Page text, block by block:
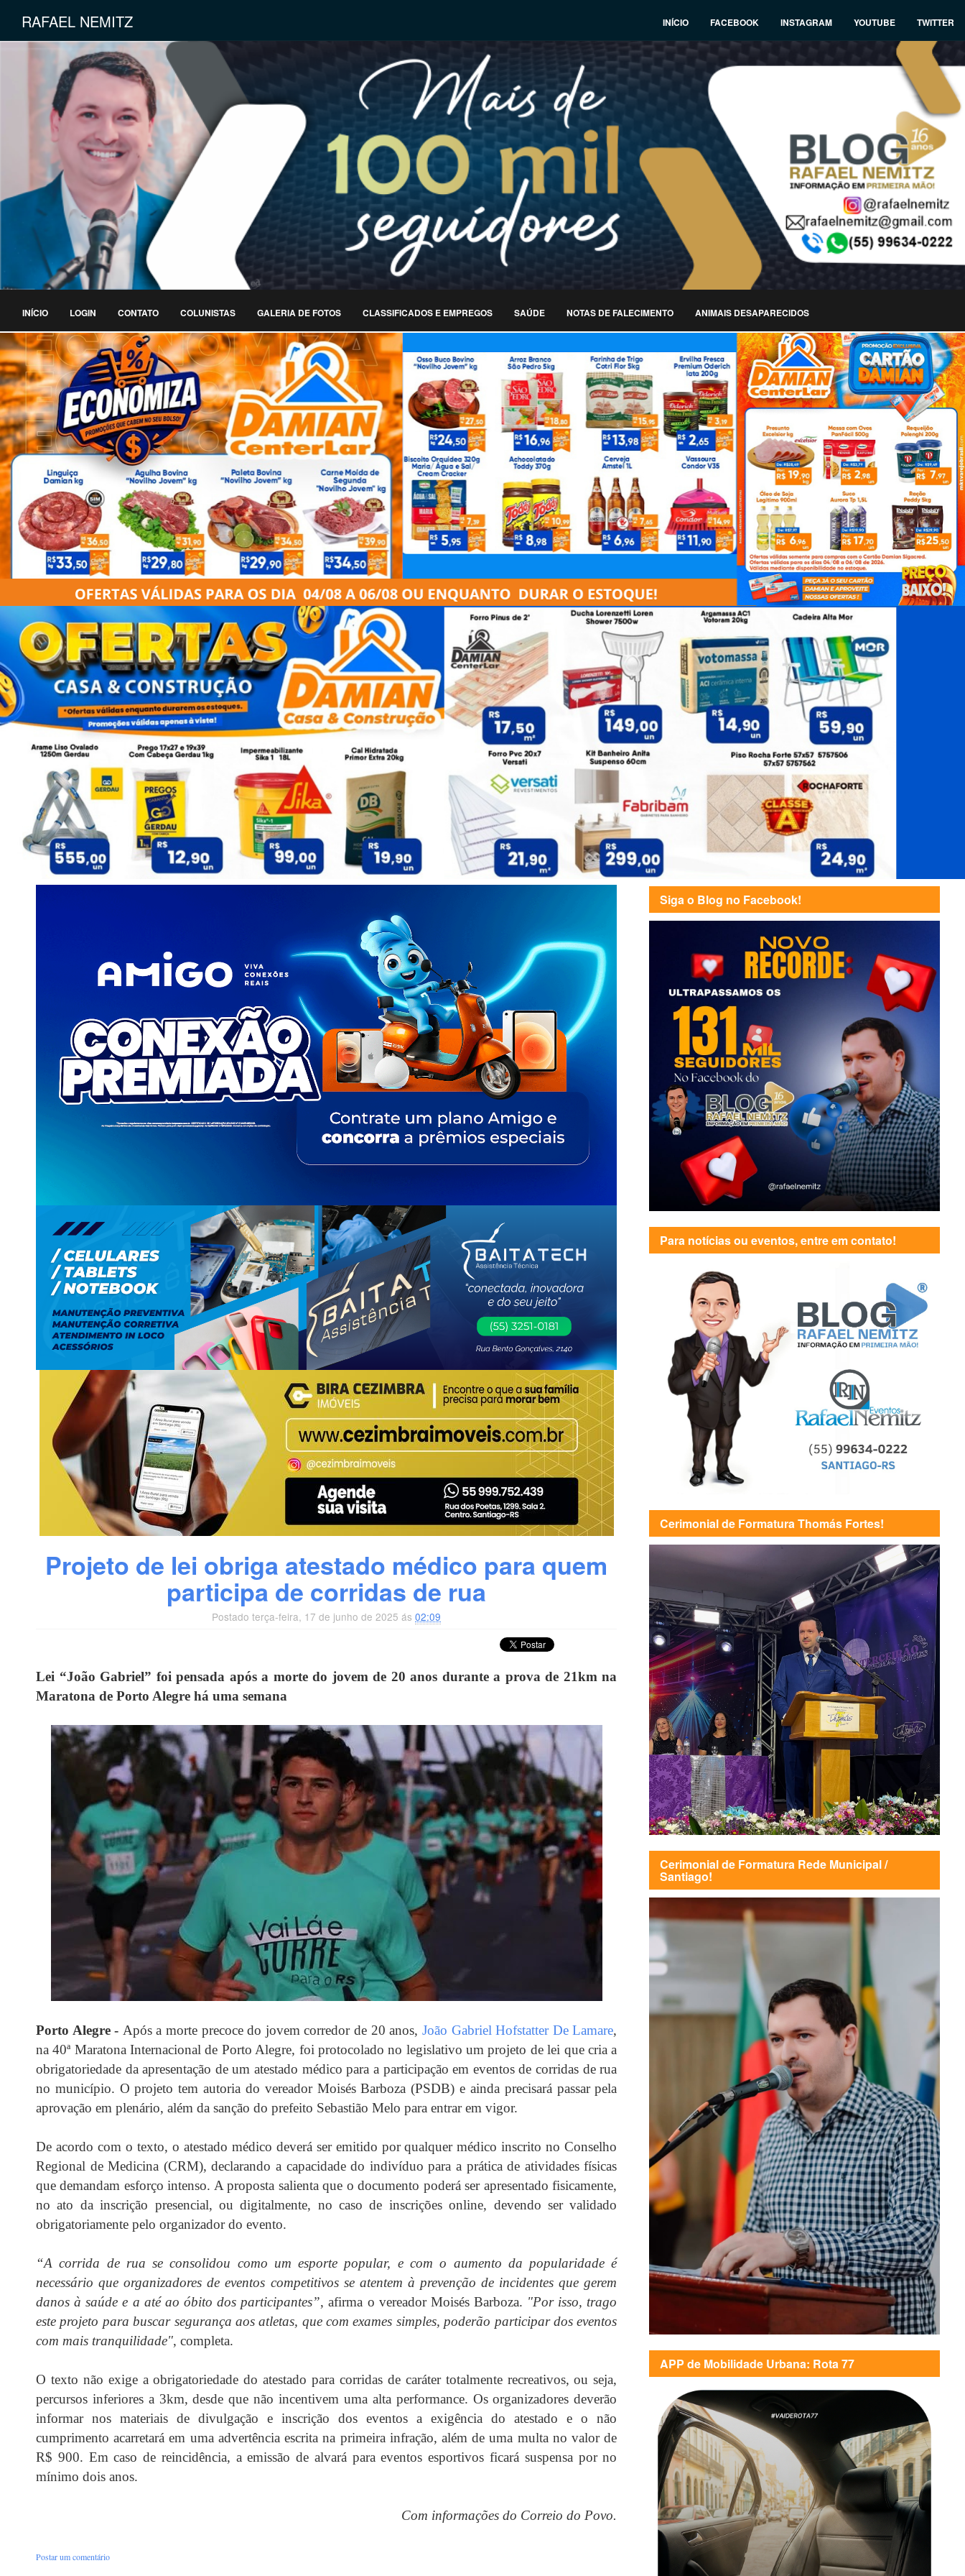
RAFAEL NEMITZ INÍCIO FACEBOOK INSTAGRAM YOUTUBE TWITTER
INÍCIO LOGIN CONTATO COLUNISTAS GALERIA DE FOTOS CLASSIFICADOS E EMPREGOS SAÚDE NOTAS DE FALECIMENTO ANIMAIS DESAPARECIDOS
Projeto de lei obriga atestado médico para quem
participa de corridas de rua
Postado terça-feira, 17 de junho de 2025 ás02:09
Lei “João Gabriel” foi pensada após a morte do jovem de 20 anos durante a prova de 21km na
Maratona de Porto Alegre há uma semana
Porto Alegre - Após a morte precoce do jovem corredor de 20 anos, João Gabriel Hofstatter De Lamare,
na 40ª Maratona Internacional de Porto Alegre, foi protocolado no legislativo um projeto de lei que cria a
obrigatoriedade da apresentação de um atestado médico para a participação em eventos de corridas de rua
no município. O projeto tem autoria do vereador Moisés Barboza (PSDB) e ainda precisará passar pela
aprovação em plenário, além da sanção do prefeito Sebastião Melo para entrar em vigor.
De acordo com o texto, o atestado médico deverá ser emitido por qualquer médico inscrito no Conselho
Regional de Medicina (CRM), declarando a capacidade do indivíduo para a prática de atividades físicas
que demandam esforço intenso. A proposta salienta que o documento poderá ser apresentado fisicamente,
no ato da inscrição presencial, ou digitalmente, no caso de inscrições online, devendo ser validado
obrigatoriamente pelo organizador do evento.
“A corrida de rua se consolidou como um esporte popular, e com o aumento da popularidade é
necessário que organizadores de eventos competitivos se atentem à prevenção de incidentes que gerem
danos à saúde e a até ao óbito dos participantes”, afirma o vereador Moisés Barboza. "Por isso, trago
este projeto para buscar segurança aos atletas, que com exames simples, poderão participar dos eventos
com mais tranquilidade", completa.
O texto não exige a obrigatoriedade do atestado para corridas de caráter totalmente recreativos, ou seja,
percursos inferiores a 3km, desde que não incentivem uma alta performance. Os organizadores deverão
informar nos materiais de divulgação e inscrição dos eventos a exigência do atestado e o não
cumprimento acarretará em uma advertência escrita na primeira infração, além de uma multa no valor de
R$ 900. Em caso de reincidência, a emissão de alvará para eventos esportivos ficará suspensa por no
mínimo dois anos.
Com informações do Correio do Povo.
Postar um comentário
Siga o Blog no Facebook!
Para notícias ou eventos, entre em contato!
Cerimonial de Formatura Thomás Fortes!
Cerimonial de Formatura Rede Municipal /
Santiago!
APP de Mobilidade Urbana: Rota 77